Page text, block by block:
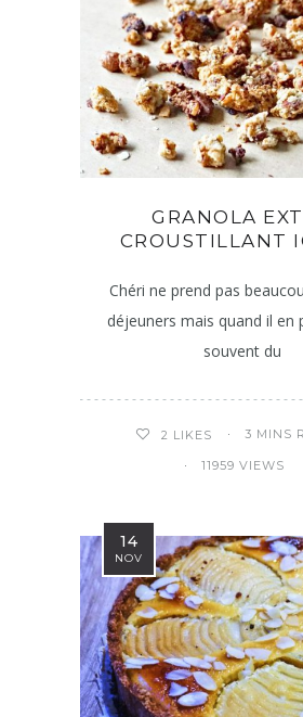
GRANOLA
CROUSTILLANT
Chéri ne prend pas
déjeuners mais quand il en
souvent du
2 LIKES 3 MINS
11959 VIEWS
14
NOV